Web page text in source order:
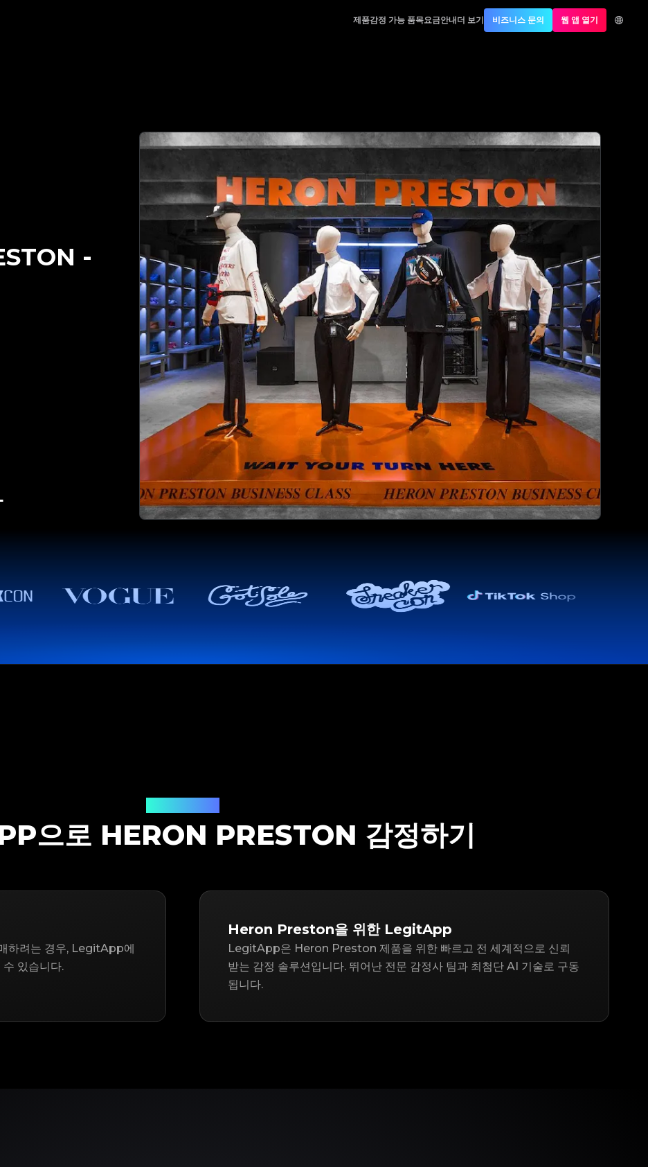
제품감정 가능 품목요금안내더 보기 비즈니스 문의 웹 앱 열기
-
으로 HERON PRESTON 감정하기
하려는 경우, LegitApp에
있습니다.
Heron Preston을 위한 LegitApp
LegitApp은 Heron Preston 제품을 위한 빠르고 전 세계적으로 신뢰
받는 감정 솔루션입니다. 뛰어난 전문 감정사 팀과 최첨단 AI 기술로 구동
됩니다.